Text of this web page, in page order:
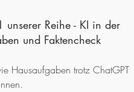
unserer Reihe - KI in der
und Faktencheck
Hausaufgaben trotz ChatGPT